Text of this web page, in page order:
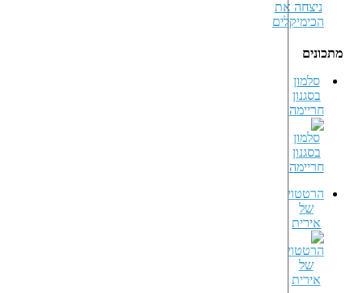
מתכונים
סלמון
בסגנון
חריימה
הרטטוי
של
אירית